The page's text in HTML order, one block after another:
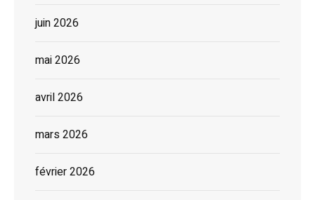
juin 2026
mai 2026
avril 2026
mars 2026
février 2026